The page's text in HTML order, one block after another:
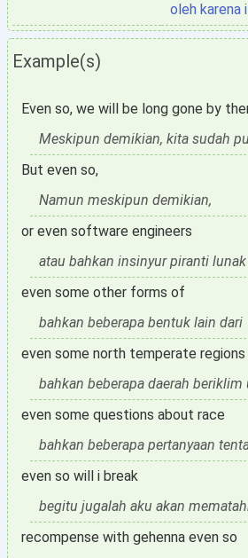
oleh karena
Example(s)
Even so, we will be long gone by
Meskipun demikian, kita sudah
But even so,
Namun meskipun demikian,
or even software engineers
atau bahkan insinyur piranti lunak
even some other forms of
bahkan beberapa bentuk lain dari
even some north temperate regions
bahkan beberapa daerah beriklim
even some questions about race
bahkan beberapa pertanyaan
even so will i break
begitu jugalah aku akan
recompense with gehenna even so